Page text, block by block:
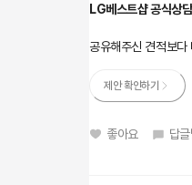
LG베스트샵 공식상
공유해주신 견적보
제안 확인하기
좋아요 답글